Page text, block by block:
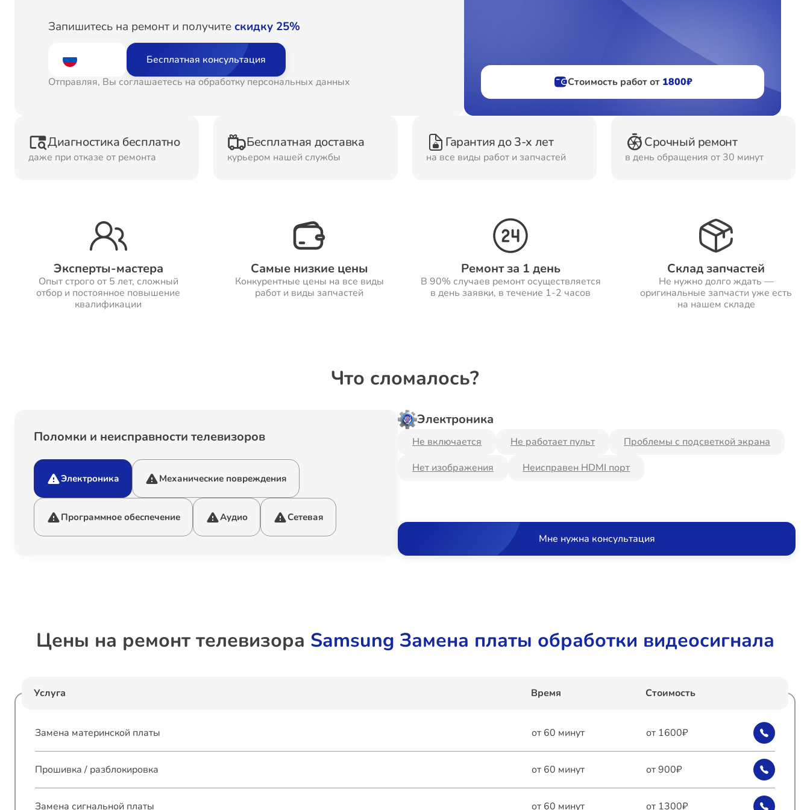
Запишитесь на ремонт и получитескидку 25%
Бесплатная консультация
Отправляя, Вы соглашаетесь на обработку персональных данных
Стоимость работ от 1800₽
Диагностика бесплатно
даже при отказе от ремонта
Бесплатная доставка
курьером нашей службы
Гарантия до 3-х лет
на все виды работ и запчастей
Срочный ремонт
в день обращения от 30 минут
Эксперты-мастера
Опыт строго от 5 лет, сложный
отбор и постоянное повышение
квалификации
Самые низкие цены
Конкурентные цены на все виды
работ и виды запчастей
Ремонт за 1 день
В 90% случаев ремонт осуществляется
в день заявки, в течение 1-2 часов
Склад запчастей
Не нужно долго ждать —
оригинальные запчасти уже есть
на нашем складе
Что сломалось?
Поломки и неисправности телевизоров
Электроника Механические повреждения
Программное обеспечение Аудио Сетевая
Электроника
Не включается Не работает пульт
Проблемы с подсветкой экрана
Нет изображения
Неисправен HDMI порт
Мне нужна консультация
Цены на ремонт телевизора Samsung Замена платы обработки видеосигнала
Услуга Время Стоимость
Замена материнской платы от 60 минут от 1600₽
Прошивка / разблокировка от 60 минут от 900₽
Замена сигнальной платы от 60 минут от 1300₽
Водонагревателей
Ремонт Вытяжек
Ремонт Холодильных
камер
Ремонт Морозильных
камер
Ремонт ТВ-приставок
машин
Ремонт Стиральных
машин
Ремонт Сплит-систем